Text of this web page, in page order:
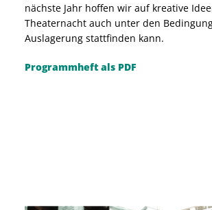
nächste Jahr hoffen wir auf kreative
Theaternacht auch unter den
Auslagerung stattfinden kann.
Programmheft als PDF